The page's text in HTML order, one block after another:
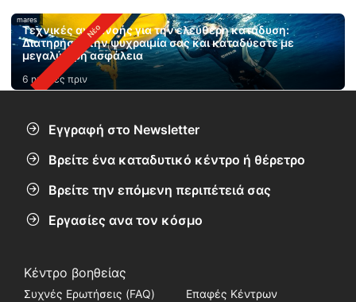
mares
Τεχνικές αναπνοής για την ελεύθερη κατάδυση:
Διατηρήστε την ψυχραιμία σας και καταδύεστε με
μεγαλύτερη ασφάλεια
6 ημέρες πριν
Εγγραφή στο Newsletter
Βρείτε ένα καταδυτικό κέντρο ή θέρετρο
Βρείτε την επόμενη περιπέτειά σας
Εργασίες ανα τον κόσμο
Κέντρο βοηθείας
Συχνές Ερωτήσεις (FAQ)
Επαφές Κέντρων